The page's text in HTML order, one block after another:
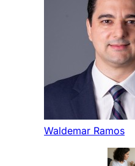
Waldemar Ramos